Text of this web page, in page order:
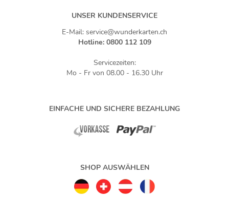
UNSER KUNDENSERVICE
E-Mail: service@wunderkarten.ch
Hotline: 0800 112 109
Servicezeiten:
Mo - Fr von 08.00 - 16.30 Uhr
EINFACHE UND SICHERE BEZAHLUNG
SHOP AUSWÄHLEN